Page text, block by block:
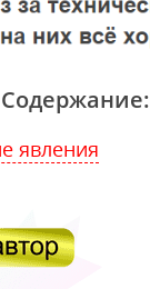
Содержание:
явления